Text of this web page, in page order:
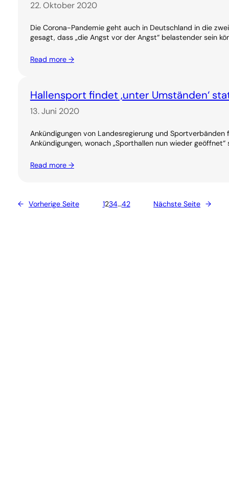
22. Oktober 2020
Die Corona-Pandemie geht auch in Deutschland in die
gesagt, dass „die Angst vor der Angst“ belastender sein
Read more →
Hallensport findet ‚unter Umständen‘
13. Juni 2020
Ankündigungen von Landesregierung und
Ankündigungen, wonach „Sporthallen nun wieder
Read more →
← Vorherige Seite 1234…42 Nächste Seite →